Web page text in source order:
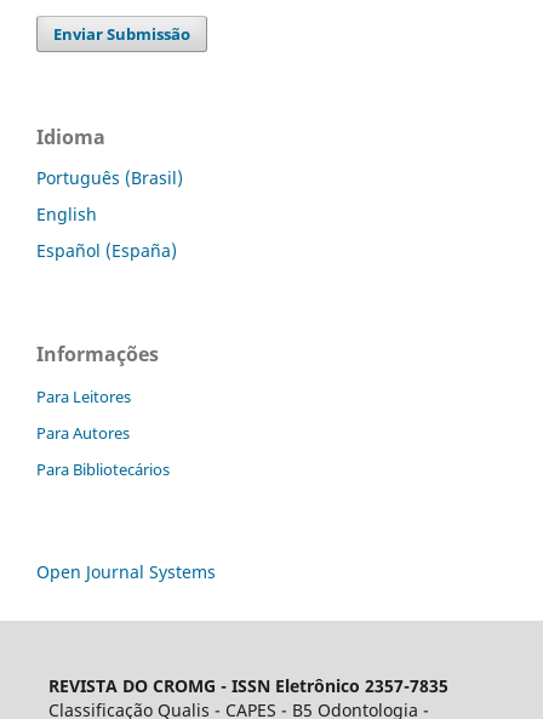
Enviar Submissão
Idioma
Português (Brasil)
English
Español (España)
Informações
Para Leitores
Para Autores
Para Bibliotecários
Open Journal Systems
REVISTA DO CROMG - ISSN Eletrônico 2357-7835
Classificação Qualis - CAPES - B5 Odontologia -